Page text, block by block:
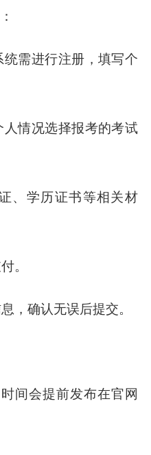
需进行注册，填写个
情况选择报考的考试
、学历证书等相关材
。
，确认无误后提交。
间会提前发布在官网